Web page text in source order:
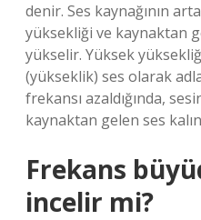
denir. Ses kaynağının
yüksekliği ve kaynaktan
yükselir. Yüksek
(yükseklik) ses olarak
frekansı azaldığında,
kaynaktan gelen ses
Frekans
incelir mi?